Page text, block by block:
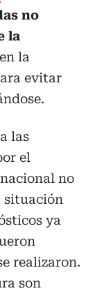
no
la
la
evitar
las
el
no
situación
ya
realizaron.
son